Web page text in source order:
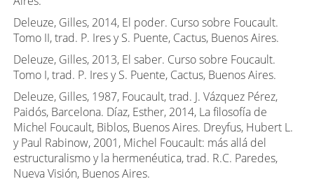
Deleuze, Gilles, 2014, El poder. Curso sobre Foucault.
Tomo II, trad. P. Ires y S. Puente, Cactus, Buenos Aires.
Deleuze, Gilles, 2013, El saber. Curso sobre Foucault.
Tomo I, trad. P. Ires y S. Puente, Cactus, Buenos Aires.
Deleuze, Gilles, 1987, Foucault, trad. J. Vázquez Pérez,
Paidós, Barcelona. Díaz, Esther, 2014, La filosofía de
Michel Foucault, Biblos, Buenos Aires. Dreyfus, Hubert L.
y Paul Rabinow, 2001, Michel Foucault: más allá del
estructuralismo y la hermenéutica, trad. R.C. Paredes,
Nueva Visión, Buenos Aires.